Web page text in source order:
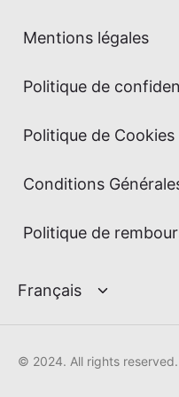
Mentions légales
Politique de
Politique de Cookies
Conditions
Politique de
© 2024. All rights reserved.